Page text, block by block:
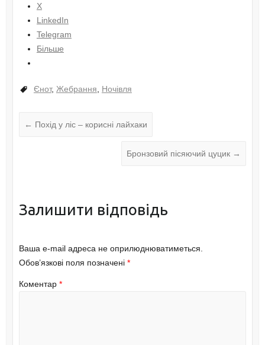
X
LinkedIn
Telegram
Більше
Єнот, Жебрання Ночівля
← Похід у ліс – корисні лайхаки
Бронзовий пісяючий цуцик →
Залишити відповідь
Ваша e-mail адреса не оприлюднюватиметься.
Обов’язкові поля позначені *
Коментар *